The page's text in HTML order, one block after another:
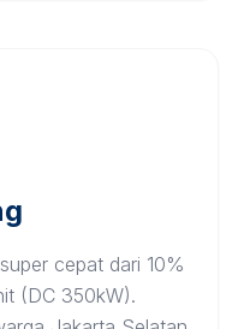
cepat dari 10%
(DC 350kW).